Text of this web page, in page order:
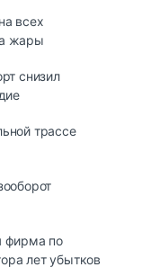
всех
жары
снизил
трассе
фирма по
лет убытков